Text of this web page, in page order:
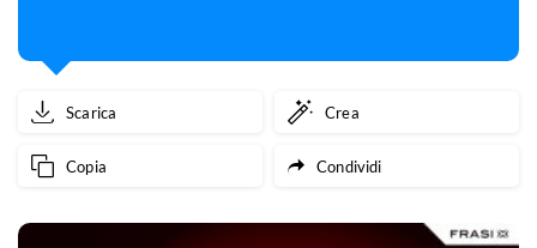
Scarica Crea
Copia Condividi